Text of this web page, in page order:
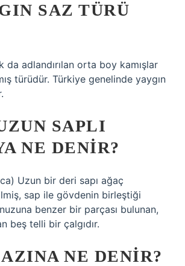
SAZ TÜRÜ
da adlandırılan orta boy kamışlar
türüdür. Türkiye genelinde yaygın
SAPLI
NE DENIR?
Uzun bir deri sapı ağaç
sap ile gövdenin birleştiği
benzer bir parçası bulunan,
beş telli bir çalgıdır.
NE DENIR?